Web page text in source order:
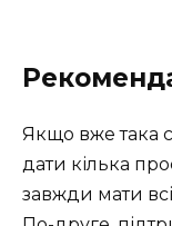
Якщо вже така
дати кілька
завжди мати